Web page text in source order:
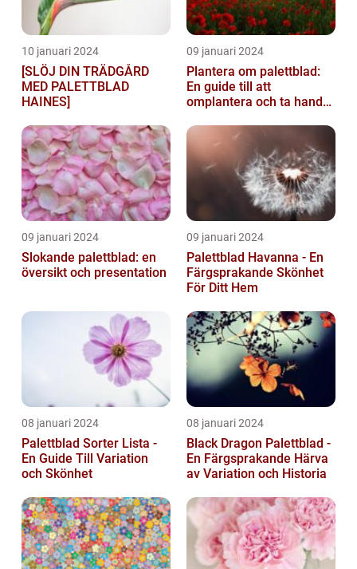
10 januari 2024
[SLÖJ DIN TRÄDGÅRD
MED PALETTBLAD
HAINES]
09 januari 2024
Plantera om palettblad:
En guide till att
omplantera och ta hand
09 januari 2024
Slokande palettblad: en
översikt och presentation
09 januari 2024
Palettblad Havanna - En
Färgsprakande Skönhet
För Ditt Hem
08 januari 2024
Palettblad Sorter Lista -
En Guide Till Variation
och Skönhet
08 januari 2024
Black Dragon Palettblad -
En Färgsprakande Härva
av Variation och Historia